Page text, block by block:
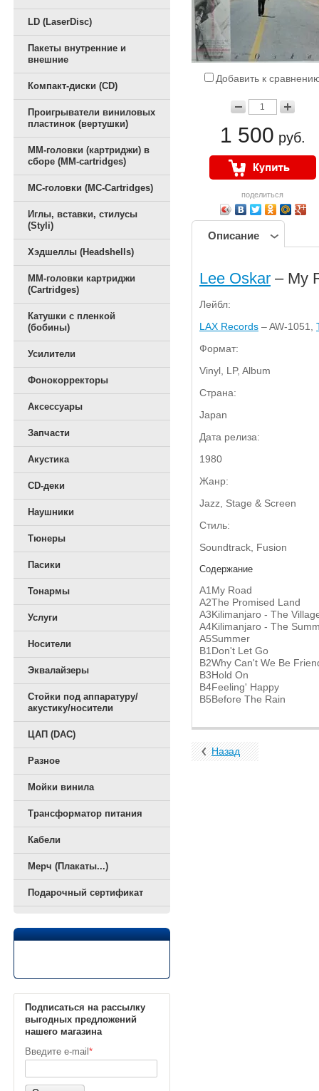
LD (LaserDisc)
Пакеты внутренние и
внешние
Компакт-диски (CD)
Проигрыватели виниловых
пластинок (вертушки)
ММ-головки (картриджи) в
сборе (MM-cartridges)
MC-головки (MC-Cartridges)
Иглы, вставки, стилусы
(Styli)
Хэдшеллы (Headshells)
ММ-головки картриджи
(Cartridges)
Катушки с пленкой
(бобины)
Усилители
Фонокорректоры
Аксессуары
Запчасти
Акустика
CD-деки
Наушники
Тюнеры
Пасики
Тонармы
Услуги
Носители
Эквалайзеры
Стойки под аппаратуру/
акустику/носители
ЦАП (DAC)
Разное
Мойки винила
Трансформатор питания
Кабели
Мерч (Плакаты...)
Подарочный сертификат
Подписаться на рассылку
выгодных предложений
нашего магазина
Введите e-mail *
Добавить к
1 500 руб.
поделиться
Описание
Lee Oskar ‎– My
Лейбл:
LAX Records ‎– AW-1051,
Формат:
Vinyl, LP, Album
Страна:
Japan
Дата релиза:
1980
Жанр:
Jazz, Stage & Screen
Стиль:
Soundtrack, Fusion
Содержание
A1 My Road
A2The Promised Land
A3Kilimanjaro - The
A4Kilimanjaro - The
A5Summer
B1 Don't Let Go
B2Why Can't We Be
B3Hold On
B4Feeling' Happy
B5Before The Rain
Назад